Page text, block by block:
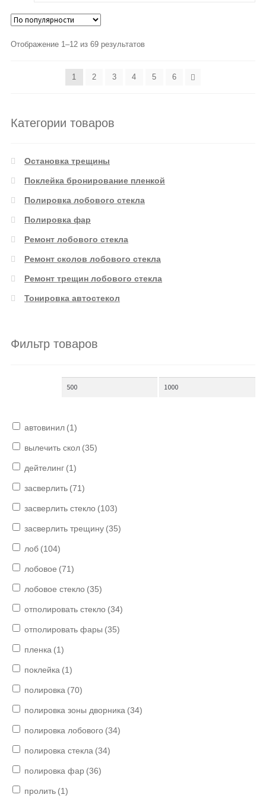
Отображение 1–12 из 69 результатов
1 2 3 4 5 6
Категории товаров
Остановка трещины
Поклейка бронирование пленкой
Полировка лобового стекла
Полировка фар
Ремонт лобового стекла
Ремонт сколов лобового стекла
Ремонт трещин лобового стекла
Тонировка автостекол
Фильтр товаров
автовинил (1)
вылечить скол (35)
дейтелинг (1)
засверлить (71)
засверлить стекло (103)
засверлить трещину (35)
лоб (104)
лобовое (71)
лобовое стекло (35)
отполировать стекло (34)
отполировать фары (35)
пленка (1)
поклейка (1)
полировка (70)
полировка зоны дворника (34)
полировка лобового (34)
полировка стекла (34)
полировка фар (36)
пролить (1)